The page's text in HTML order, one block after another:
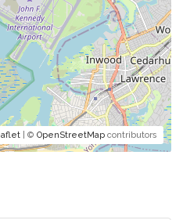
| © OpenStreetMap contributors